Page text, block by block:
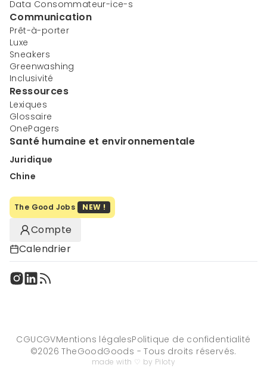
Data Consommateur-ice-s
Communication
Prêt-à-porter
Luxe
Sneakers
Greenwashing
Inclusivité
Ressources
Lexiques
Glossaire
OnePagers
Santé humaine et environnementale
Juridique
Chine
The Good Jobs NEW !
Compte
Calendrier
CGUCGVMentions légalesPolitique de confidentialité
©2026 TheGoodGoods - Tous droits réservés.
made with ♡ by Piloty